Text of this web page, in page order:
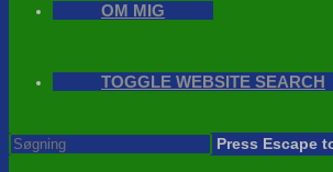
OM MIG
TOGGLE WEBSITE SEARCH
Press Escape